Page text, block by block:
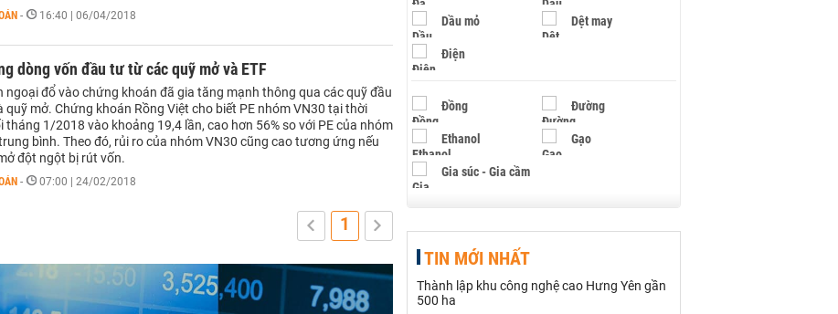
- 16:40 | 06/04/2018
dòng vốn đầu tư từ các quỹ mở và ETF
ngoại đổ vào chứng khoán đã gia tăng mạnh thông qua các quỹ đầu
quỹ mở. Chứng khoán Rồng Việt cho biết PE nhóm VN30 tại thời
tháng 1/2018 vào khoảng 19,4 lần, cao hơn 56% so với PE của nhóm
bình. Theo đó, rủi ro của nhóm VN30 cũng cao tương ứng nếu
đột ngột bị rút vốn.
- 07:00 | 24/02/2018
1
Dầu mỏ Dệt may
Điện
Đồng Đường
Ethanol Gạo
Gia súc - Gia cầm
Hạt điều
Khí đốt
TIN MỚI NHẤT
Thành lập khu công nghệ cao Hưng Yên gần
500 ha